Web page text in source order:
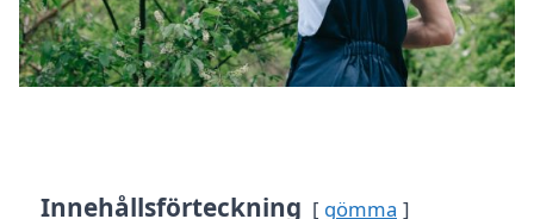
Innehållsförteckning gömma